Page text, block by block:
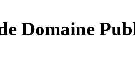
Domaine